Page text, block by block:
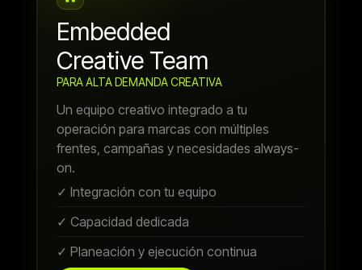
Embedded
Creative Team
PARA ALTA DEMANDA CREATIVA
Un equipo creativo integrado a tu
operación para marcas con múltiples
frentes, campañas y necesidades always-
on.
✓ Integración con tu equipo
✓ Capacidad dedicada
✓ Planeación y ejecución continua